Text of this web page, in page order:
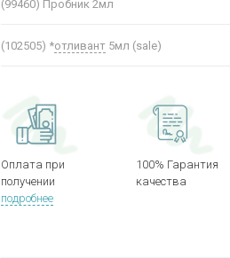
(99460) Пробник 2мл
(102505) *отливант 5мл (sale)
Оплата при
получении
подробнее
100% Гарантия
качества